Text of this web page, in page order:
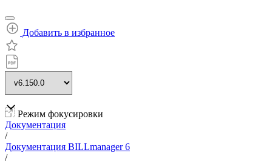
Добавить в избранное
Режим фокусировки
Документация
/
Документация BILLmanager 6
/